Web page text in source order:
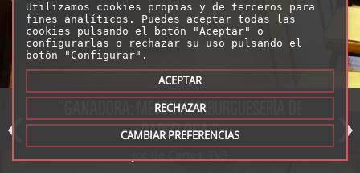
''GANADORA: MEJOR HAMBURGUESERÍA DE
BARCELONA.''
Utilizamos cookies propias y de terceros para
fines analíticos. Puedes aceptar todas las
cookies pulsando el botón "Aceptar" o
configurarlas o rechazar su uso pulsando el
botón "Configurar".
ACEPTAR
RECHAZAR
CAMBIAR PREFERENCIAS